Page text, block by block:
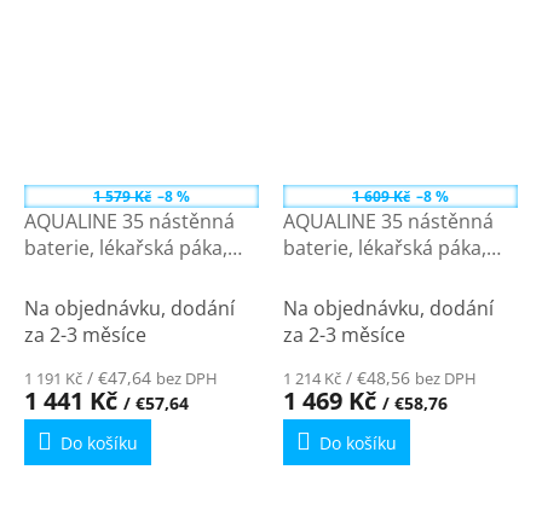
1 579 Kč –8 %
AQUALINE 35 nástěnná
baterie, lékařská páka,
chrom 52147
Na objednávku, dodání
za 2-3 měsíce
1 191 Kč / €47,64 bez DPH
1 441 Kč / €57,64
Do košíku
1 609 Kč –8 %
AQUALINE 35 nástěnná
baterie, lékařská páka,
chrom 52034
Na objednávku, dodání
za 2-3 měsíce
1 214 Kč / €48,56 bez DPH
1 469 Kč / €58,76
Do košíku